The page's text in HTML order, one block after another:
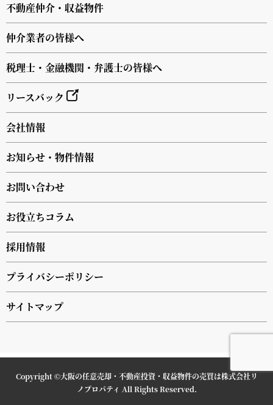
不動産仲介・収益物件
仲介業者の皆様へ
税理士・金融機関・弁護士の皆様へ
リースバック
会社情報
お知らせ・物件情報
お問い合わせ
お役立ちコラム
採用情報
プライバシーポリシー
サイトマップ
Copyright ©大阪の任意売却・不動産投資・収益物件の売買は株式会社リ
ノプロパティ All Rights Reserved.